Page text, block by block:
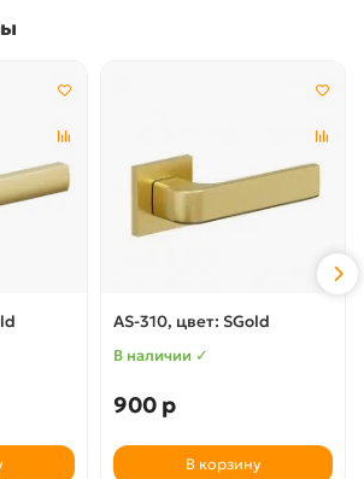
AS-310, цвет: SGold
В наличии ✓
900 р
В корзину